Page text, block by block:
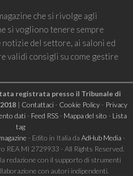
che si rivolge agli
si vogliono tenere sempre
del settore, ai saloni ed
validi consigli su come gestire
registrata presso il Tribunale di
| Contattaci- Cookie Policy- Privacy
dati- Feed RSS- Mappa del sito - Lista
tag
- Edito in Italia da AdHub Media -
REA MI 2729933 - All Rights Reserved.
redazione con il supporto di strumenti
con autori indipendenti.